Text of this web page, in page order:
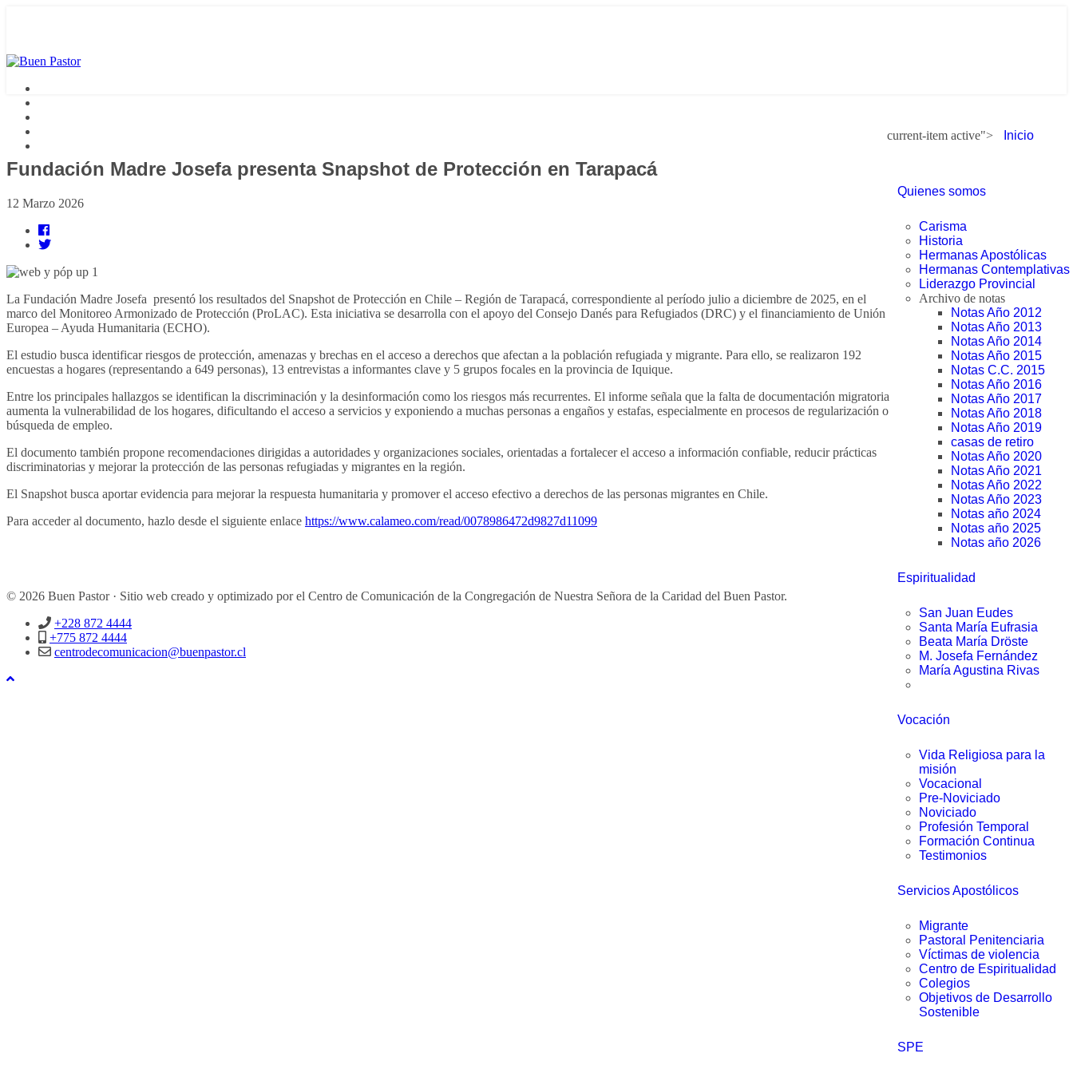
current-item active"> Inicio
Quienes somos
Carisma
Historia
Hermanas Apostólicas
Hermanas Contemplativas
Liderazgo Provincial
Archivo de notas
Notas Año 2012
Notas Año 2013
Notas Año 2014
Notas Año 2015
Notas C.C. 2015
Notas Año 2016
Notas Año 2017
Notas Año 2018
Notas Año 2019
casas de retiro
Notas Año 2020
Notas Año 2021
Notas Año 2022
Notas Año 2023
Notas año 2024
Notas año 2025
Notas año 2026
Espiritualidad
San Juan Eudes
Santa María Eufrasia
Beata María Dröste
M. Josefa Fernández
María Agustina Rivas
Vocación
Vida Religiosa para la
misión
Vocacional
Pre-Noviciado
Noviciado
Profesión Temporal
Formación Continua
Testimonios
Servicios Apostólicos
Migrante
Pastoral Penitenciaria
Víctimas de violencia
Centro de Espiritualidad
Colegios
Objetivos de Desarrollo
Sostenible
SPE
Fundación Madre Josefa presenta Snapshot de Protección en Tarapacá
12 Marzo 2026
La Fundación Madre Josefa presentó los resultados del Snapshot de Protección en Chile – Región de Tarapacá, correspondiente al período julio a diciembre de 2025, en el
marco del Monitoreo Armonizado de Protección (ProLAC). Esta iniciativa se desarrolla con el apoyo del Consejo Danés para Refugiados (DRC) y el financiamiento de Unión
Europea – Ayuda Humanitaria (ECHO).
El estudio busca identificar riesgos de protección, amenazas y brechas en el acceso a derechos que afectan a la población refugiada y migrante. Para ello, se realizaron 192
encuestas a hogares (representando a 649 personas), 13 entrevistas a informantes clave y 5 grupos focales en la provincia de Iquique.
Entre los principales hallazgos se identifican la discriminación y la desinformación como los riesgos más recurrentes. El informe señala que la falta de documentación migratoria
aumenta la vulnerabilidad de los hogares, dificultando el acceso a servicios y exponiendo a muchas personas a engaños y estafas, especialmente en procesos de regularización o
búsqueda de empleo.
El documento también propone recomendaciones dirigidas a autoridades y organizaciones sociales, orientadas a fortalecer el acceso a información confiable, reducir prácticas
discriminatorias y mejorar la protección de las personas refugiadas y migrantes en la región.
El Snapshot busca aportar evidencia para mejorar la respuesta humanitaria y promover el acceso efectivo a derechos de las personas migrantes en Chile.
Para acceder al documento, hazlo desde el siguiente enlace https://www.calameo.com/read/0078986472d9827d11099
© 2026 Buen Pastor · Sitio web creado y optimizado por el Centro de Comunicación de la Congregación de Nuestra Señora de la Caridad del Buen Pastor.
+228 872 4444
+775 872 4444
centrodecomunicacion@buenpastor.cl